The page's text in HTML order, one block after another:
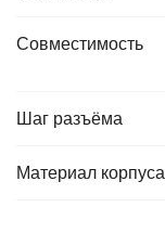
Совместимость
Шаг разъёма
Материал корпуса